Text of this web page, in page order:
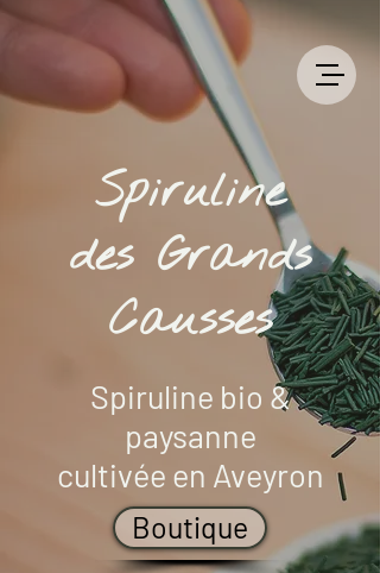
Spiruline
des Grands
Causses
Spiruline bio &
paysanne
cultivée en Aveyron
Boutique